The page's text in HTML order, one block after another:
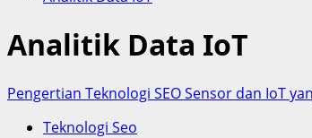
Analitik Data IoT
Pengertian Teknologi SEO Sensor dan IoT
Teknologi Seo